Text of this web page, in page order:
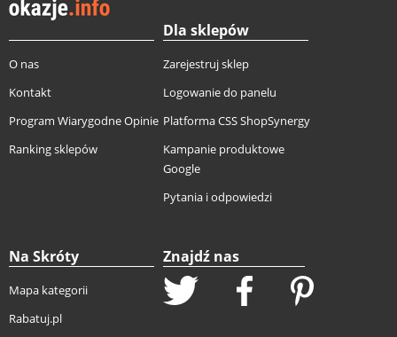
O nas
Kontakt
Program Wiarygodne Opinie
Ranking sklepów
Dla sklepów
Zarejestruj sklep
Logowanie do panelu
Platforma CSS ShopSynergy
Kampanie produktowe
Google
Pytania i odpowiedzi
Na Skróty
Mapa kategorii
Rabatuj.pl
Znajdź nas